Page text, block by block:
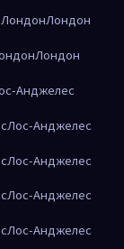
ЛондонЛондон
Лондон
Анджелес
Лос-Анджелес
Лос-Анджелес
Лос-Анджелес
Лос-Анджелес